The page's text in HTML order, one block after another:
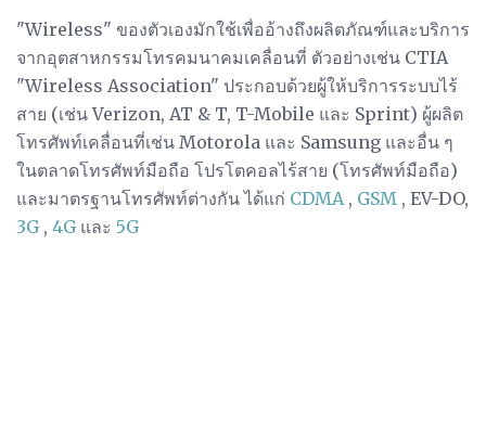
"Wireless" ของตัวเองมักใช้เพื่ออ้างถึงผลิตภัณฑ์และบริการ
จากอุตสาหกรรมโทรคมนาคมเคลื่อนที่ ตัวอย่างเช่น CTIA
"Wireless Association" ประกอบด้วยผู้ให้บริการระบบไร้
สาย (เช่น Verizon, AT & T, T-Mobile และ Sprint) ผู้ผลิต
โทรศัพท์เคลื่อนที่เช่น Motorola และ Samsung และอื่น ๆ
ในตลาดโทรศัพท์มือถือ โปรโตคอลไร้สาย (โทรศัพท์มือถือ)
และมาตรฐานโทรศัพท์ต่างกัน ได้แก่ CDMA, GSM , EV-DO,
3G , 4G และ 5G